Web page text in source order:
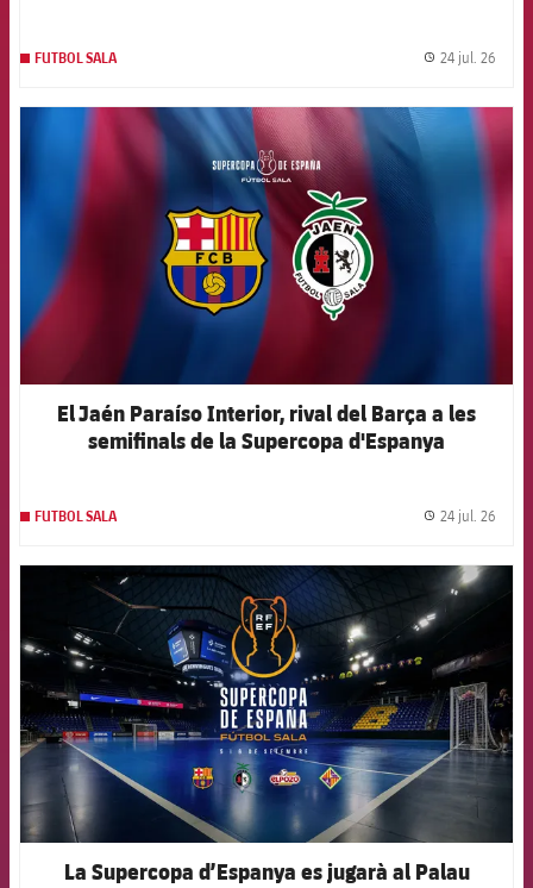
FUTBOL SALA 24 jul. 26
FCB Barcelona badge
El Jaén Paraíso Interior, rival del Barça a les
semifinals de la Supercopa d'Espanya
FUTBOL SALA 24 jul. 26
FCB Barcelona badge
La Supercopa d’Espanya es jugarà al Palau